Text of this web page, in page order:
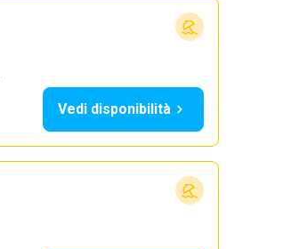
Vedi disponibilità